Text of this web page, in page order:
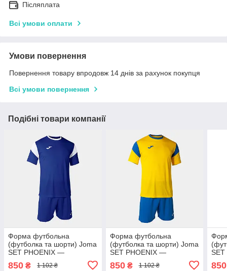
Післяплата
Всі умови оплати
Умови повернення
Повернення товару впродовж 14 днів за рахунок покупця
Всі умови повернення
Подібні товари компанії
Форма футбольна
(футболка та шорти) Joma
SET PHOENIX —
850 ₴ 1 102 ₴
Форма футбольна
(футболка та шорти) Joma
SET PHOENIX —
850₴ 1 102 ₴ 850